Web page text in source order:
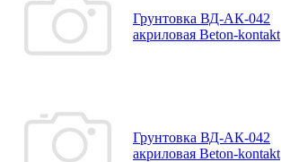
Грунтовка ВД-АК-042
акриловая Beton-kontakt
Грунтовка ВД-АК-042
акриловая Beton-kontakt